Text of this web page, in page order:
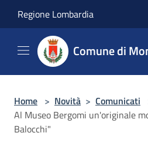
Regione Lombardia
Comune di
Home > Novità > Comunicati
Al Museo Bergomi un'originale
Balocchi"